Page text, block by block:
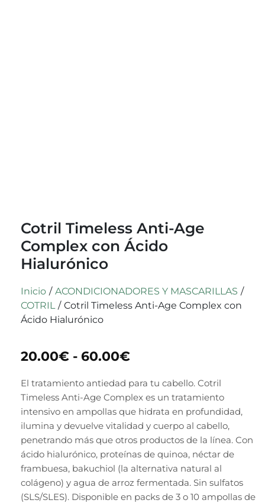
Cotril Timeless Anti-Age
Complex con Ácido
Hialurónico
Inicio / ACONDICIONADORES Y MASCARILLAS /
COTRIL / Cotril Timeless Anti-Age Complex con
Ácido Hialurónico
20.00€ - 60.00€
El tratamiento antiedad para tu cabello. Cotril
Timeless Anti-Age Complex es un tratamiento
intensivo en ampollas que hidrata en profundidad,
ilumina y devuelve vitalidad y cuerpo al cabello,
penetrando más que otros productos de la línea. Con
ácido hialurónico, proteínas de quinoa, néctar de
frambuesa, bakuchiol (la alternativa natural al
colágeno) y agua de arroz fermentada. Sin sulfatos
(SLS/SLES). Disponible en packs de 3 o 10 ampollas de